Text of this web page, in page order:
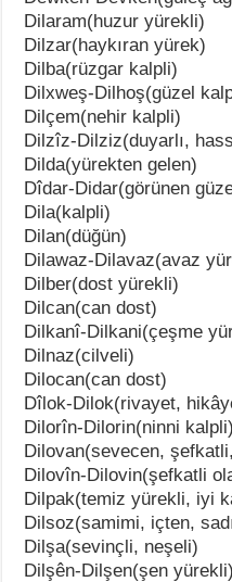
Dilaram(huzur yürekli)
Dilzar(haykıran yürek)
Dilba(rüzgar kalpli)
Dilxweş-Dilhoş(güzel
Dilçem(nehir kalpli)
Dilzîz-Dilziz(duyarlı,
Dilda(yürekten gelen)
Dîdar-Didar(görünen
Dila(kalpli)
Dilan(düğün)
Dilawaz-Dilavaz(avaz
Dilber(dost yürekli)
Dilcan(can dost)
Dilkanî-Dilkani(çeşme
Dilnaz(cilveli)
Dilocan(can dost)
Dîlok-Dilok(rivayet,
Dilorîn-Dilorin(ninni kalpli)
Dilovan(sevecen,
Dilovîn-Dilovin(şefkatli
Dilpak(temiz yürekli, iyi
Dilsoz(samimi, içten,
Dilşa(sevinçli, neşeli)
Dilşên-Dilşen(şen yürekli)